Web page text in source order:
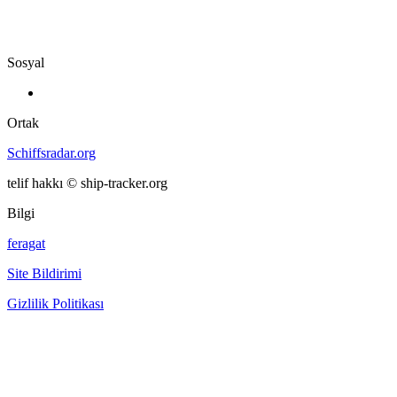
Sosyal
Ortak
Schiffsradar.org
telif hakkı © ship-tracker.org
Bilgi
feragat
Site Bildirimi
Gizlilik Politikası